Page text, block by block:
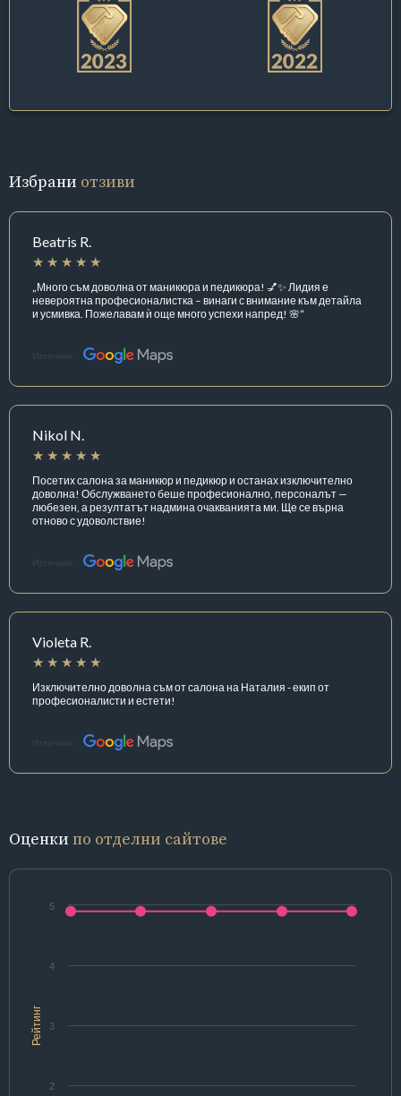
Избрани отзиви
Beatris R.
„Много съм доволна от маникюра и педикюра! 💅✨ Лидия е
невероятна професионалистка – винаги с внимание към детайла
и усмивка. Пожелавам ѝ още много успехи напред! 🌸“
Източник:
Nikol N.
Посетих салона за маникюр и педикюр и останах изключително
доволна! Обслужването беше професионално, персоналът —
любезен, а резултатът надмина очакванията ми. Ще се върна
отново с удоволствие!
Източник:
Violeta R.
Изключително доволна съм от салона на Наталия - екип от
професионалисти и естети!
Източник:
Оценки по отделни сайтове
Рейтинг
2
3
4
5